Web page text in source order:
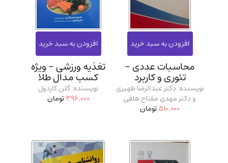
محاسبات عددی -
تئوری و کاربرد
نویسنده: دکتر عبدالرضا ظهیری
و دکتر مهدی مفتاح هلقی
510,000تومان
تغذیه ورزشی - ویژه
کسب مدال طلا
نویسنده: گلن کاردول
396,000تومان